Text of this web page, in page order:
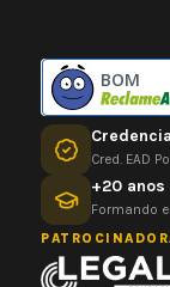
BOM
Cred. EAD
+20 anos
Formando